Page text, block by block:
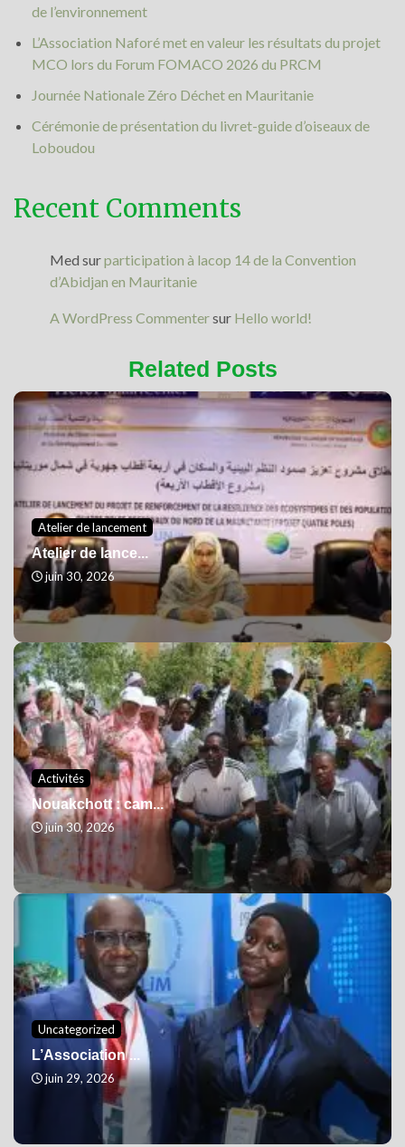
de l’environnement
L’Association Naforé met en valeur les résultats du projet
MCO lors du Forum FOMACO 2026 du PRCM
Journée Nationale Zéro Déchet en Mauritanie
Cérémonie de présentation du livret-guide d’oiseaux de
Loboudou
Recent Comments
Med surparticipation à lacop 14 de la Convention
d’Abidjan en Mauritanie
A WordPress Commentersur Hello world!
Related Posts
Atelier de lancement
Atelier de lance...
juin 30, 2026
Activités
Nouakchott : cam...
juin 30, 2026
Uncategorized
L’Association ...
juin 29, 2026